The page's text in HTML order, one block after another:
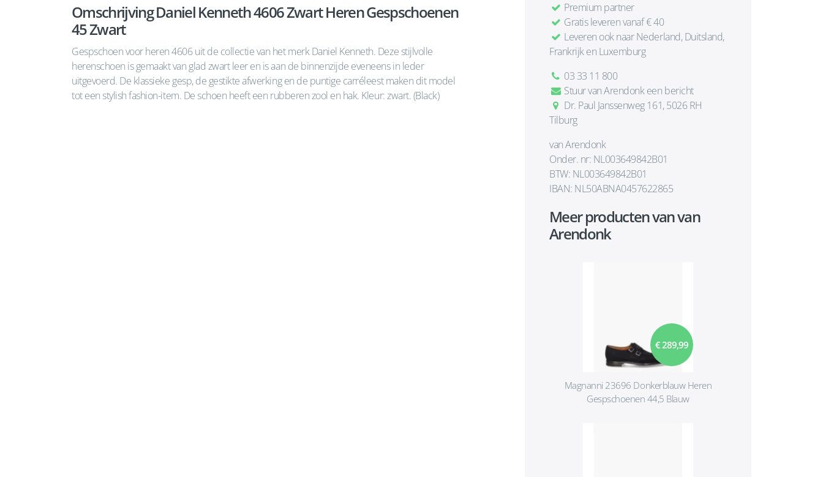
Omschrijving Daniel Kenneth 4606 Zwart Heren Gespschoenen
45 Zwart
Gespschoen voor heren 4606 uit de collectie van het merk Daniel Kenneth. Deze stijlvolle
herenschoen is gemaakt van glad zwart leer en is aan de binnenzijde eveneens in leder
uitgevoerd. De klassieke gesp, de gestikte afwerking en de puntige carréleest maken dit model
tot een stylish fashion-item. De schoen heeft een rubberen zool en hak. Kleur: zwart. (Black)
Premium partner
Gratis leveren vanaf € 40
Leveren ook naar Nederland, Duitsland,
Frankrijk en Luxemburg
03 33 11 800
Stuur van Arendonk een bericht
Dr. Paul Janssenweg 161, 5026 RH
Tilburg
van Arendonk
Onder. nr: NL003649842B01
BTW: NL003649842B01
IBAN: NL50ABNA0457622865
Meer producten van van
Arendonk
€ 289,99
Magnanni 23696 Donkerblauw Heren
Gespschoenen 44,5 Blauw